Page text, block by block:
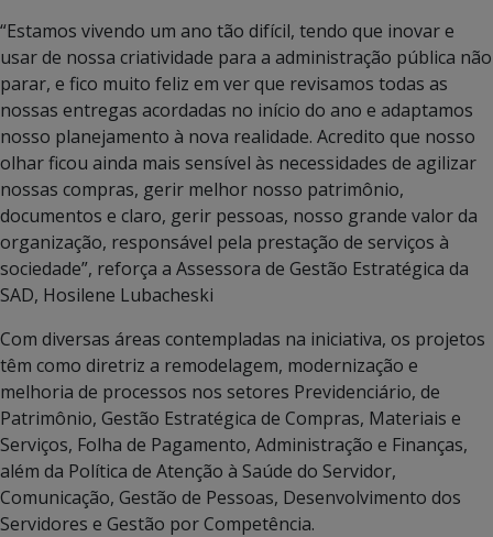
“Estamos vivendo um ano tão difícil, tendo que inovar e
usar de nossa criatividade para a administração pública não
parar, e fico muito feliz em ver que revisamos todas as
nossas entregas acordadas no início do ano e adaptamos
nosso planejamento à nova realidade. Acredito que nosso
olhar ficou ainda mais sensível às necessidades de agilizar
nossas compras, gerir melhor nosso patrimônio,
documentos e claro, gerir pessoas, nosso grande valor da
organização, responsável pela prestação de serviços à
sociedade”, reforça a Assessora de Gestão Estratégica da
SAD, Hosilene Lubacheski
Com diversas áreas contempladas na iniciativa, os projetos
têm como diretriz a remodelagem, modernização e
melhoria de processos nos setores Previdenciário, de
Patrimônio, Gestão Estratégica de Compras, Materiais e
Serviços, Folha de Pagamento, Administração e Finanças,
além da Política de Atenção à Saúde do Servidor,
Comunicação, Gestão de Pessoas, Desenvolvimento dos
Servidores e Gestão por Competência.